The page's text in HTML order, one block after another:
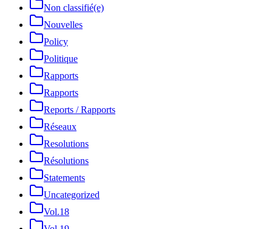
Non classifié(e)
Nouvelles
Policy
Politique
Rapports
Rapports
Reports / Rapports
Réseaux
Resolutions
Résolutions
Statements
Uncategorized
Vol.18